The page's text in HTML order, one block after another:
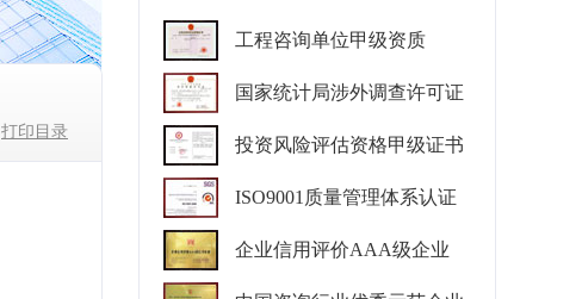
打印目录
工程咨询单位甲级资质
国家统计局涉外调查许可证
投资风险评估资格甲级证书
ISO9001质量管理体系认证
企业信用评价AAA级企业